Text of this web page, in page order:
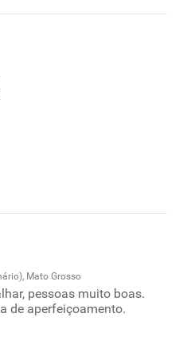
Mato Grosso
pessoas muito boas.
de aperfeiçoamento.